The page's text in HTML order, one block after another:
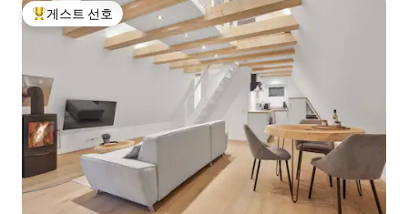
상위 게스트 선호
게스트 선호